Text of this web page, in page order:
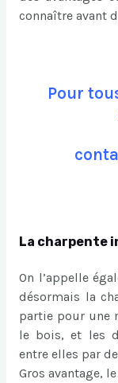
connaître avant
Pour
La charpente
On l’appelle
désormais la
partie pour une
le bois, et les
entre elles par
Gros avantage,